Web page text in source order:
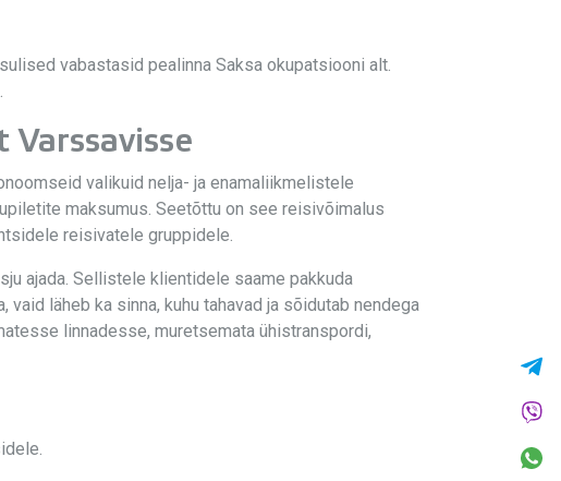
vabastasid pealinna Saksa okupatsiooni alt.
valikuid nelja- ja enamaliikmelistele
maksumus. Seetõttu on see reisivõimalus
reisivatele gruppidele.
ajada. Sellistele klientidele saame pakkuda
läheb ka sinna, kuhu tahavad ja sõidutab nendega
linnadesse, muretsemata ühistranspordi,